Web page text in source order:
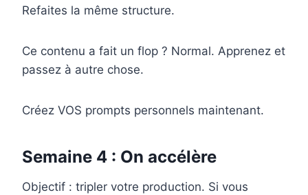
Refaites la même structure.
Ce contenu a fait un flop ? Normal. Apprenez et
passez à autre chose.
Créez VOS prompts personnels maintenant.
Semaine 4 : On accélère
Objectif : tripler votre production. Si vous